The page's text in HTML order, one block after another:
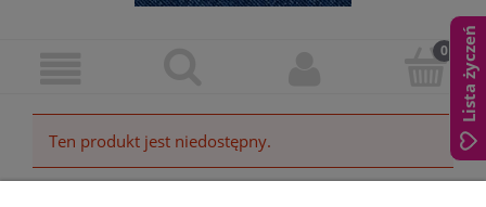
Ten produkt jest niedostępny.
Lista życzeń